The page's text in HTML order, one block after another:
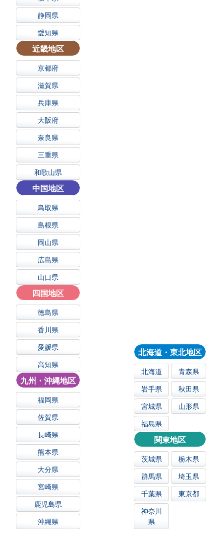
北海道・東北地区
北海道
青森県
岩手県
秋田県
宮城県
山形県
福島県
関東地区
茨城県
栃木県
群馬県
埼玉県
千葉県
東京都
神奈川
県
静岡県
愛知県
近畿地区
京都府
滋賀県
兵庫県
大阪府
奈良県
三重県
和歌山県
中国地区
鳥取県
島根県
岡山県
広島県
山口県
四国地区
徳島県
香川県
愛媛県
高知県
九州・沖縄地区
福岡県
佐賀県
長崎県
熊本県
大分県
宮崎県
鹿児島県
沖縄県